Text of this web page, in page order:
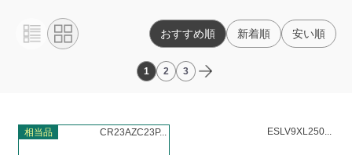
1 2 3
おすすめ順 新着順 安い順
相当品 CR23AZC23P... ESLV9XL250...